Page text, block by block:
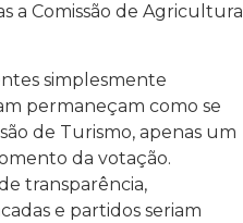
a Comissão de Agricultura
simplesmente
permaneçam como se
de Turismo, apenas um
da votação.
transparência,
e partidos seriam